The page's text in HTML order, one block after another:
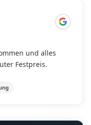
und alles
Festpreis.